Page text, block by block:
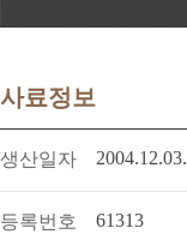
사료정보
생산일자 2004.12.03.
등록번호 61313